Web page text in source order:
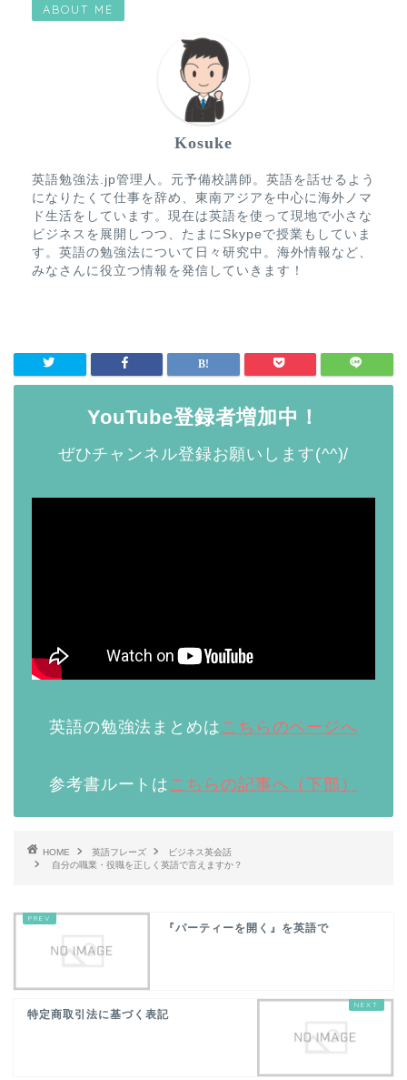
ABOUT ME
Kosuke
英語勉強法.jp管理人。元予備校講師。英語を話せるよう
になりたくて仕事を辞め、東南アジアを中心に海外ノマ
ド生活をしています。現在は英語を使って現地で小さな
ビジネスを展開しつつ、たまにSkypeで授業もしていま
す。英語の勉強法について日々研究中。海外情報など、
みなさんに役立つ情報を発信していきます！
YouTube登録者増加中！
ぜひチャンネル登録お願いします(^^)/
英語の勉強法まとめは こちらのページへ
参考書ルートは こちらの記事へ（下部）
HOME 英語フレーズ
ビジネス英会話
自分の職業・役職を正しく英語で言えますか？
『パーティーを開く』を英語で
特定商取引法に基づく表記